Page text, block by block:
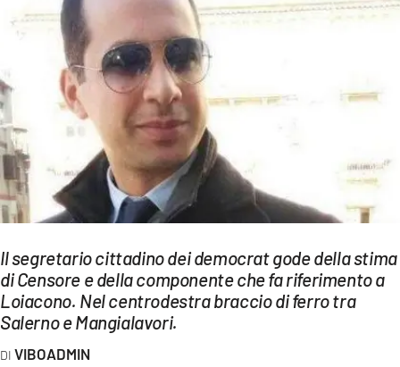
SOCIETÀ
CULTURA
ECONOMIA E LAVORO
EVENTI
SPORT
Streaming
LAC NETWORK
LAC ONAIR
Il segretario cittadino dei democrat gode della stima
di Censore e della componente che fa riferimento a
Loiacono. Nel centrodestra braccio di ferro tra
Salerno e Mangialavori.
VIBOADMIN